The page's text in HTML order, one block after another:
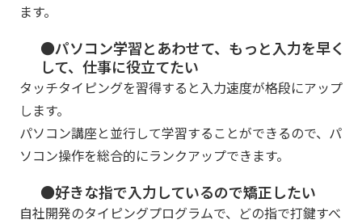
ます。
●パソコン学習とあわせて、もっと入力を早く
して、仕事に役立てたい
タッチタイピングを習得すると入力速度が格段にアップ
します。
パソコン講座と並行して学習することができるので、パ
ソコン操作を総合的にランクアップできます。
●好きな指で入力しているので矯正したい
自社開発のタイピングプログラムで、どの指で打鍵すべ